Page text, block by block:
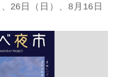
26日（日）、8月16日